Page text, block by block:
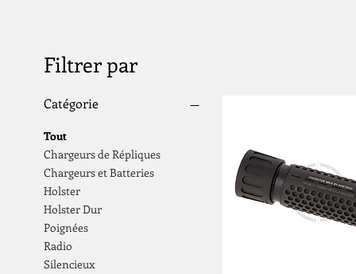
Filtrer par
Catégorie
Tout
Chargeurs de Répliques
Chargeurs et Batteries
Holster
Holster Dur
Poignées
Radio
Silencieux